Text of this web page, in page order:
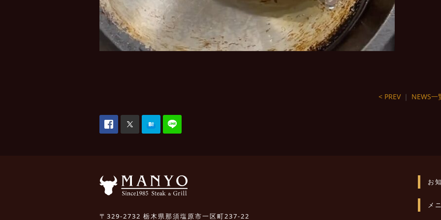
< PREV｜ NEWS一
〒329-2732 栃木県那須塩原市一区町237-22
お
メ